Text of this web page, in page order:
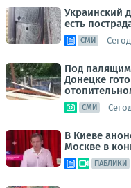
Украинский
есть
СМИ
Под
Донецке
СМИ
В Киеве
Москве в
ПАБЛИКИ